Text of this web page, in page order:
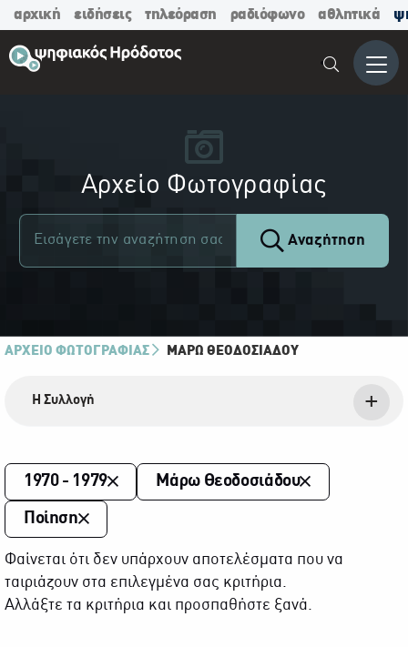
αρχική ειδήσεις τηλεόραση ραδιόφωνο αθλητικά
Μενού
Αρχείο Φωτογραφίας
Αναζήτηση
ΑΡΧΕΙΟ ΦΩΤΟΓΡΑΦΙΑΣ ΜΆΡΩ ΘΕΟΔΟΣΙΆΔΟΥ
Η Συλλογή
1970 - 1979 Μάρω Θεοδοσιάδου
Ποίηση
Φαίνεται ότι δεν υπάρχουν αποτελέσματα που να
ταιριάζουν στα επιλεγμένα σας κριτήρια.
Αλλάξτε τα κριτήρια και προσπαθήστε ξανά.